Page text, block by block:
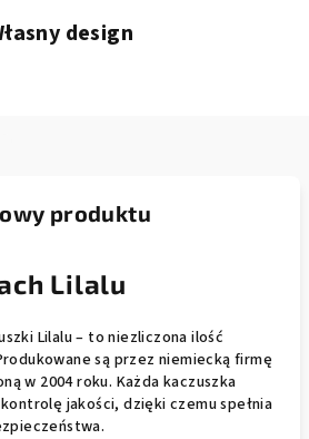
design
produktu
Lilalu
Lilalu – to niezliczona ilość
są przez niemiecką firmę
w 2004 roku. Każda kaczuszka
jakości, dzięki czemu spełnia